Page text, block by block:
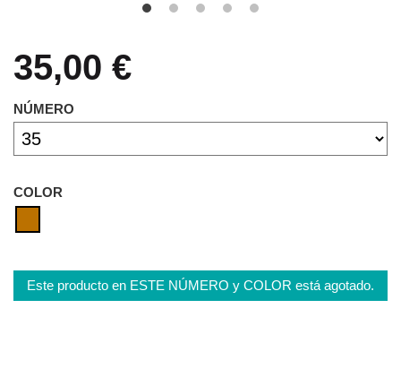
35,00 €
NÚMERO
COLOR
Este producto en ESTE NÚMERO y COLOR está agotado.